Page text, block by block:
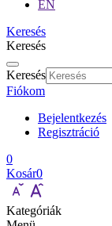
EN
Keresés
Keresés
Keresés
Fiókom
Bejelentkezés
Regisztráció
0
Kosár0
Kategóriák